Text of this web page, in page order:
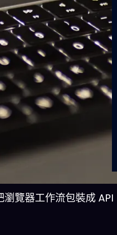
覽器工作流包裝成 API